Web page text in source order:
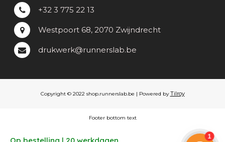
+32 3 775 22 13
Westpoort 68, 2070 Zwijndrecht
drukwerk@runnerslab.be
Copyright © 2022 shop.runnerslab.be | Powered byTilroy
Footer bottom text